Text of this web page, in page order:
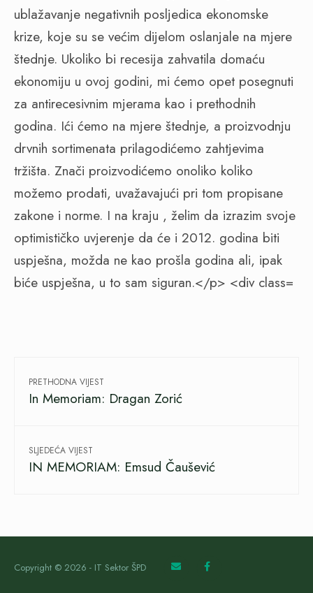
PRETHODNA VIJEST
In Memoriam: Dragan Zorić
SLJEDEĆA VIJEST
IN MEMORIAM: Emsud Čaušević
Copyright © 2026 - IT Sektor ŠPD